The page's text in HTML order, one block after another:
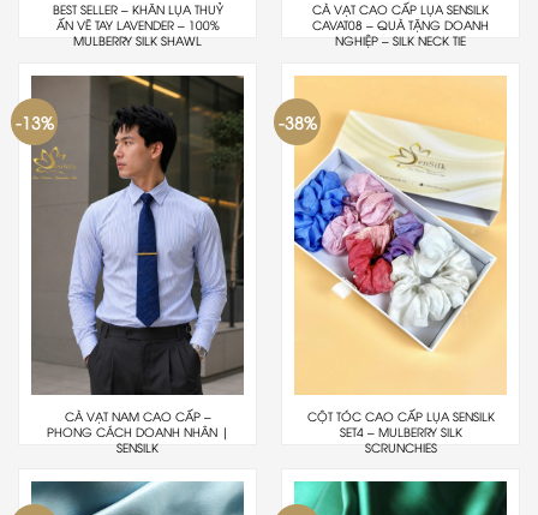
BEST SELLER – KHĂN LỤA THUỶ
ẤN VẼ TAY LAVENDER – 100%
MULBERRY SILK SHAWL
CÀ VẠT CAO CẤP LỤA SENSILK
CAVAT08 – QUÀ TẶNG DOANH
NGHIỆP – SILK NECK TIE
-13%
CÀ VẠT NAM CAO CẤP –
PHONG CÁCH DOANH NHÂN |
SENSILK
-38%
CỘT TÓC CAO CẤP LỤA SENSILK
SET4 – MULBERRY SILK
SCRUNCHIES